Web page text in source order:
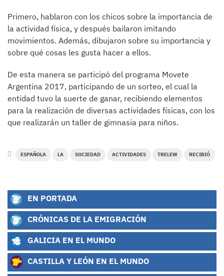
Primero, hablaron con los chicos sobre la importancia de
la actividad física, y después bailaron imitando
movimientos. Además, dibujaron sobre su importancia y
sobre qué cosas les gusta hacer a ellos.
De esta manera se participó del programa Movete
Argentina 2017, participando de un sorteo, el cual la
entidad tuvo la suerte de ganar, recibiendo elementos
para la realización de diversas actividades físicas, con los
que realizarán un taller de gimnasia para niños.
ESPAÑOLA LA SOCIEDAD ACTIVIDADES TRELEW RECIBIÓ
EN PORTADA
CRÓNICAS DE LA EMIGRACIÓN
GALICIA EN EL MUNDO
CASTILLA Y LEÓN EN EL MUNDO